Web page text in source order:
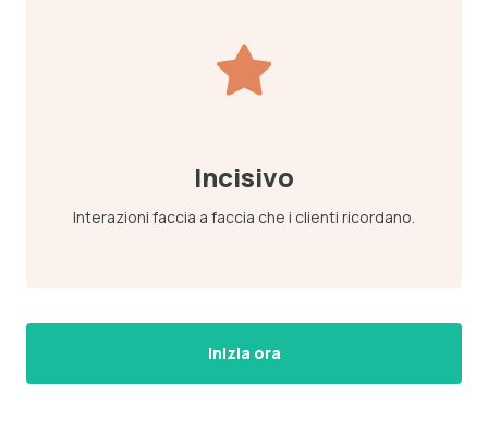
Incisivo
Interazioni faccia a faccia che i clienti ricordano.
Inizia ora